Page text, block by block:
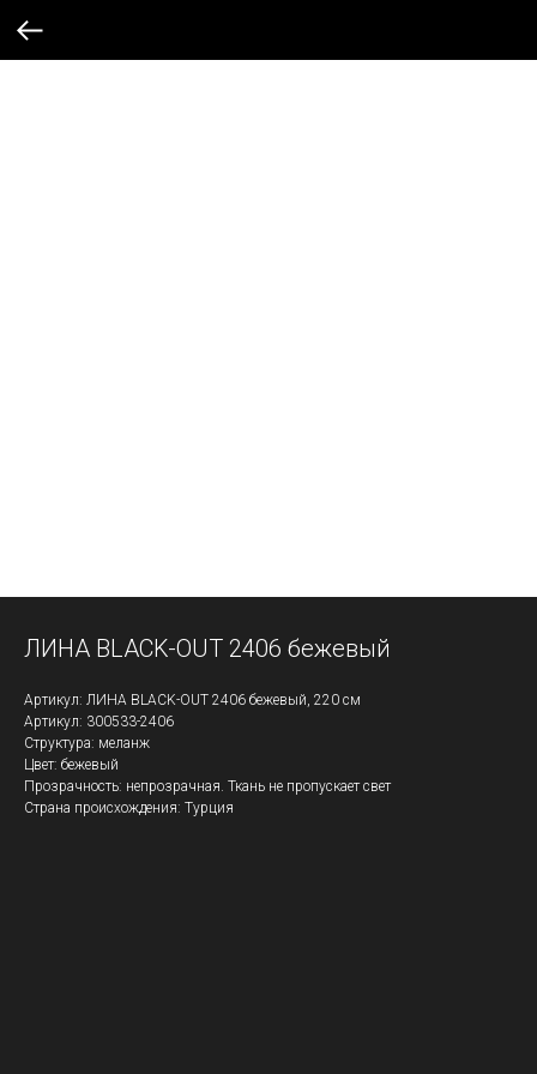
ЛИНА BLACK-OUT 2406 бежевый
Артикул: ЛИНА BLACK-OUT 2406 бежевый, 220 см
Артикул: 300533-2406
Структура: меланж
Цвет: бежевый
Прозрачность: непрозрачная. Ткань не пропускает свет
Страна происхождения: Турция